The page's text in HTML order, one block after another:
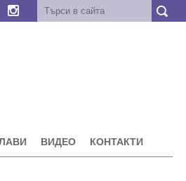
ВИДЕО КОНТАКТИ